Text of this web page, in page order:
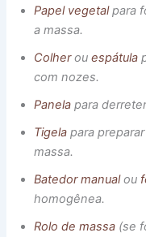
Papel vegetalpara
a massa.
Colherouespátula
com nozes.
Panela para
Tigela para
massa.
Batedor manualou
homogênea.
Rolo de massa (se